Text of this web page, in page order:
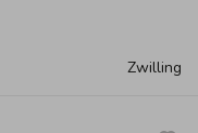
Zwilling